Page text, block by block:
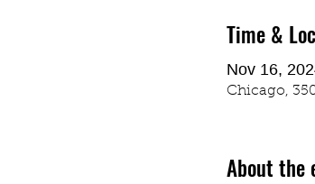
Time &
Nov 16,
Chicago,
About the